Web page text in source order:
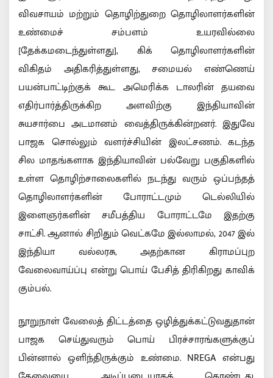
விவசாயம் மற்றும் தொழிற்துறை தொழிலாளர்களின்
உண்மைச் சம்பளம் உயரவில்லை
[தேக்கமடைந்துள்ளது], கிக் தொழிலாளர்களின்
விகிதம் அதிகரித்துள்ளது, சமையல் எண்ணெய்
பயன்பாட்டிற்குக் கூட அமெரிக்க டாலரின் தயவை
எதிர்பார்த்திருக்கிற அளவிற்கு இந்தியாவின்
சுயசார்பை அடமானம் வைத்திருக்கின்றனர். இதுவே
பாஜக சொல்லும் வளர்ச்சியின் இலட்சணம். கடந்த
சில மாதங்களாக இந்தியாவின் பல்வேறு பகுதிகளில்
உள்ள தொழிற்சாலைகளில் நடந்து வரும் ஒப்பந்தத்
தொழிலாளர்களின் போராட்டமும் டெல்லியில்
இளைஞர்களின் சமீபத்திய போராட்டமே இதற்கு
சாட்சி. ஆனால் சிறிதும் வெட்கமே இல்லாமல், 2047 இல்
இந்தியா வல்லரசு, அதற்கான கிராமப்புற
வேலைவாய்ப்பு என்று பொய் பேசித் திரிகிறது காவிக்
கும்பல்.
நூறுநாள் வேலைத் திட்டத்தை ஒழித்துக்கட்டுவதுதான்
பாஜக செய்துவரும் பொய் பிரச்சாரங்களுக்குப்
பின்னால் ஒளிந்திருக்கும் உண்மை. NREGA என்பது